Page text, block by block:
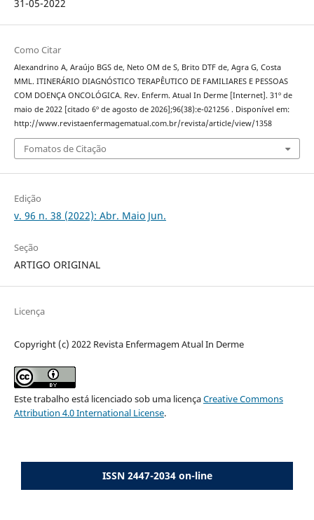
31-05-2022
Como Citar
Alexandrino A, Araújo BGS de, Neto OM de S, Brito DTF de, Agra G, Costa
MML. ITINERÁRIO DIAGNÓSTICO TERAPÊUTICO DE FAMILIARES E PESSOAS
COM DOENÇA ONCOLÓGICA. Rev. Enferm. Atual In Derme [Internet]. 31º de
maio de 2022 [citado 6º de agosto de 2026];96(38):e-021256 . Disponível em:
http://www.revistaenfermagematual.com.br/revista/article/view/1358
Fomatos de Citação
Edição
v. 96 n. 38 (2022): Abr. Maio Jun.
Seção
ARTIGO ORIGINAL
Licença
Copyright (c) 2022 Revista Enfermagem Atual In Derme
Este trabalho está licenciado sob uma licençaCreative Commons
Attribution 4.0 International License.
ISSN 2447-2034 on-line